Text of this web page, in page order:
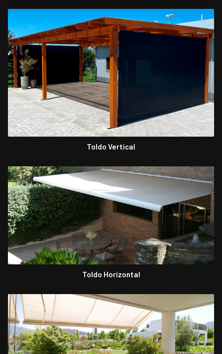
Toldo Vertical
Toldo Horizontal